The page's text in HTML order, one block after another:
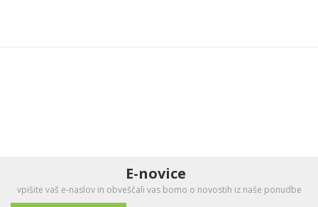
E-novice
vpišite vaš e-naslov in obveščali vas bomo o novostih iz naše ponudbe